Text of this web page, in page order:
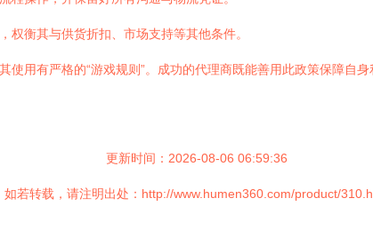
权衡其与供货折扣、市场支持等其他条件。
使用有严格的“游戏规则”。成功的代理商既能善用此政策保障自
更新时间：2026-08-06 06:59:36
如若转载，请注明出处：http://www.humen360.com/product/